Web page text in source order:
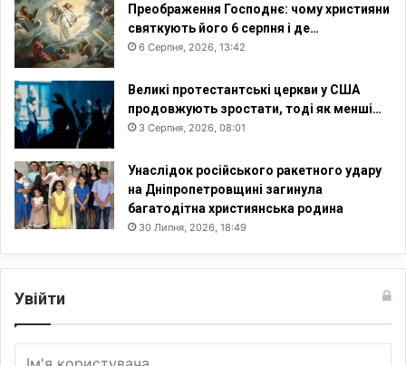
Преображення Господнє: чому християни
святкують його 6 серпня і де…
6 Серпня, 2026, 13:42
Великі протестантські церкви у США
продовжують зростати, тоді як менші…
3 Серпня, 2026, 08:01
Унаслідок російського ракетного удару
на Дніпропетровщині загинула
багатодітна християнська родина
30 Липня, 2026, 18:49
Увійти